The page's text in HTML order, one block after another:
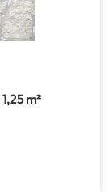
1,25 m²